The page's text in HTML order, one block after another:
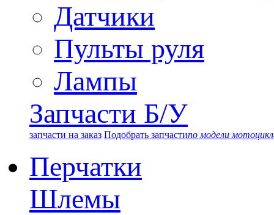
Датчики
Пульты руля
Лампы
Запчасти Б/У
запчасти на заказ Подобрать запчастипо модели
Перчатки
Шлемы